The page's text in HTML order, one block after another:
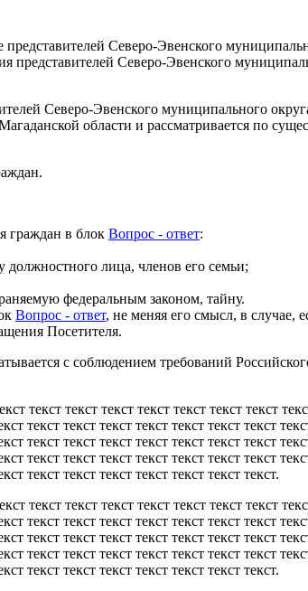
Северо-Эвенского
представителей Северо-Эвенского
Северо-Эвенского муниципального
области и рассматривается по
граждан в блок Вопрос - ответ:
лица, членов его семьи;
федеральным законом, тайну.
Вопрос - ответ, не меняя его смысл, в случае,
Посетителя.
с соблюдением требований
текст текст текст текст текст текст текст
текст текст текст текст текст текст текст
текст текст текст текст текст текст текст
текст текст текст текст текст текст текст
текст текст текст текст текст текст текст.
текст текст текст текст текст текст текст
текст текст текст текст текст текст текст
текст текст текст текст текст текст текст
текст текст текст текст текст текст текст
текст текст текст текст текст текст текст.